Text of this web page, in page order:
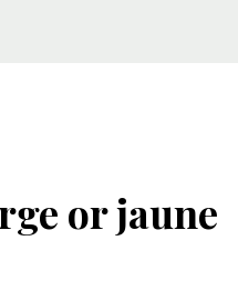
or jaune